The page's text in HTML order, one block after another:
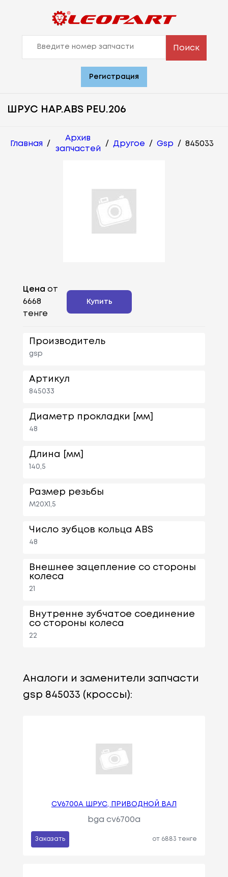
Поиск
Регистрация
ШРУС НАР.ABS PEU.206
Главная /
Архив
запчастей
/ Другое / Gsp / 845033
Цена от
6668
тенге
Купить
Производитель
gsp
Артикул
845033
Диаметр прокладки [мм]
48
Длина [мм]
140,5
Размер резьбы
M20X1,5
Число зубцов кольца ABS
48
Внешнее зацепление со стороны
колеса
21
Внутренне зубчатое соединение
со стороны колеса
22
Аналоги и заменители запчасти
gsp 845033 (кроссы):
CV6700A ШРУС, ПРИВОДНОЙ ВАЛ
bga cv6700a
Заказать от 6883 тенге